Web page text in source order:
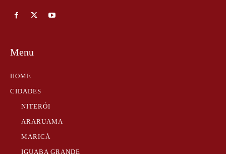
Menu
HOME
CIDADES
NITERÓI
ARARUAMA
MARICÁ
IGUABA GRANDE